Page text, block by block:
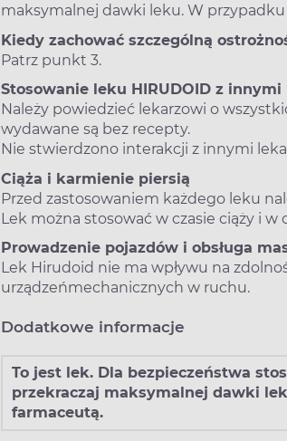
maksymalnej dawki leku. W
Kiedy zachować szczególną
Patrz punkt 3.
Stosowanie leku HIRUDOID z
Należy powiedzieć lekarzowi o
wydawane są bez recepty.
Nie stwierdzono interakcji z innymi
Ciąża i karmienie piersią
Przed zastosowaniem każdego leku
Lek można stosować w czasie ciąży i w
Prowadzenie pojazdów i obsługa
Lek Hirudoid nie ma wpływu na
urządzeńmechanicznych w ruchu.
Dodatkowe informacje
To jest lek. Dla bezpieczeństwa
przekraczaj maksymalnej dawki
farmaceutą.